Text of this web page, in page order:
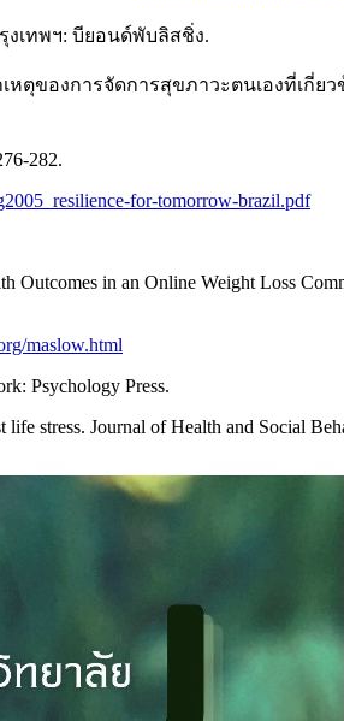
งเทพฯ: บียอนด์พับลิสชิ่ง.
ตุของการจัดการสุขภาวะตนเองที่เกี่ย
282.
for-tomorrow-brazil.pdf
in an Online Weight Loss
maslow.html
Psychology Press.
stress. Journal of Health and Social